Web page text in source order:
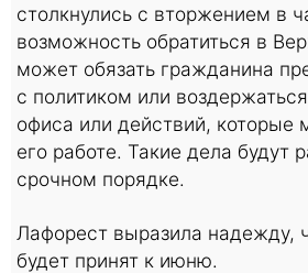
столкнулись с вторжением в
возможность обратиться в
может обязать гражданина
с политиком или
офиса или действий, которые
его работе. Такие дела будут
срочном порядке.
Лафорест выразила надежду,
будет принят к июню.